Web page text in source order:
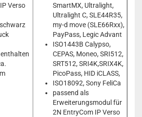
Verso
SmartMX, Ultralight,
Ultralight C, SLE44R35,
my-d move (SLE66Rxx),
PayPass, Legic Advant
ISO1443B Calypso,
CEPAS, Moneo, SRI512,
SRT512, SRI4K,SRIX4K,
PicoPass, HID iCLASS,
ISO18092, Sony FeliCa
passend als
Erweiterungsmodul für
2N EntryCom IP Verso